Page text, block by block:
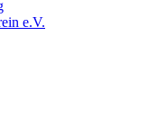
e.V.